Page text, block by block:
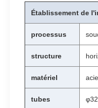
Établissement de
processus
structure
matériel
tubes